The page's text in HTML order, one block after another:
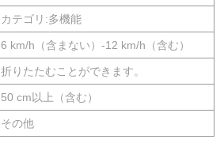
カテゴリ:多機能
6 km/h（含まない）-12 km/h（含む）
折りたたむことができます。
50 cm以上（含む）
その他